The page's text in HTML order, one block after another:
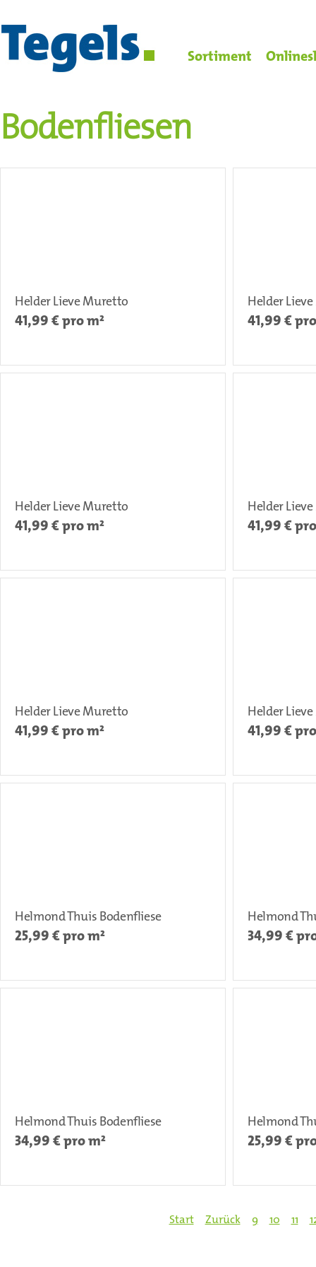
Sortiment
Bodenfliesen
Helder Lieve Muretto
41,99 € pro m²
Helder
41,99 €
Helder Lieve Muretto
41,99 € pro m²
Helder
41,99 €
Helder Lieve Muretto
41,99 € pro m²
Helder
41,99 €
Helmond Thuis Bodenfliese
25,99 € pro m²
Helmond
34,99 €
Helmond Thuis Bodenfliese
34,99 € pro m²
Helmond
25,99 €
Start Zurück 9 10 11